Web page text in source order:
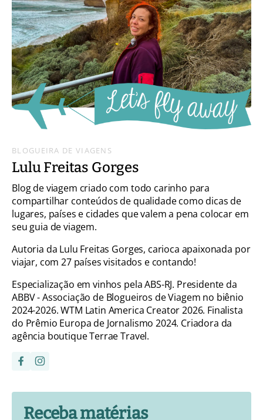
BLOGUEIRA DE VIAGENS
Lulu Freitas Gorges
Blog de viagem criado com todo carinho para
compartilhar conteúdos de qualidade como dicas de
lugares, países e cidades que valem a pena colocar em
seu guia de viagem.
Autoria da Lulu Freitas Gorges, carioca apaixonada por
viajar, com 27 países visitados e contando!
Especialização em vinhos pela ABS-RJ. Presidente da
ABBV - Associação de Blogueiros de Viagem no biênio
2024-2026. WTM Latin America Creator 2026. Finalista
do Prêmio Europa de Jornalismo 2024. Criadora da
agência boutique Terrae Travel.
Receba matérias